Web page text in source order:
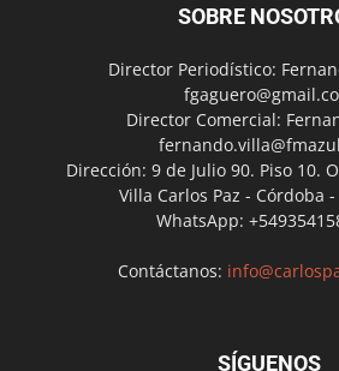
SOBRE
Director Periodístico:
Director Comercial:
Dirección: 9 de Julio 90. Piso 10.
Villa Carlos Paz - Córdoba
WhatsApp:
Contáctanos:
SÍGUENOS